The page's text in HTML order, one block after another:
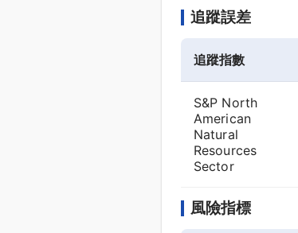
追蹤誤差
追蹤指數
S&P North
American
Natural
Resources
Sector
風險指標